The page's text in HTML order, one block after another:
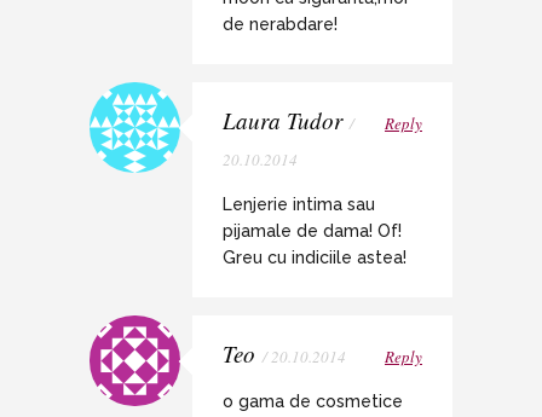
de nerabdare!
Laura Tudor /
20.10.2014
Reply
Lenjerie intima sau
pijamale de dama! Of!
Greu cu indiciile astea!
Teo / 20.10.2014 Reply
o gama de cosmetice